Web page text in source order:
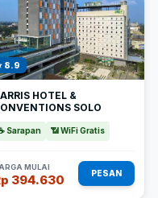
8.9
HOTEL &
SOLO
Sarapan 📶 WiFi Gratis
MULAI
394.630 PESAN